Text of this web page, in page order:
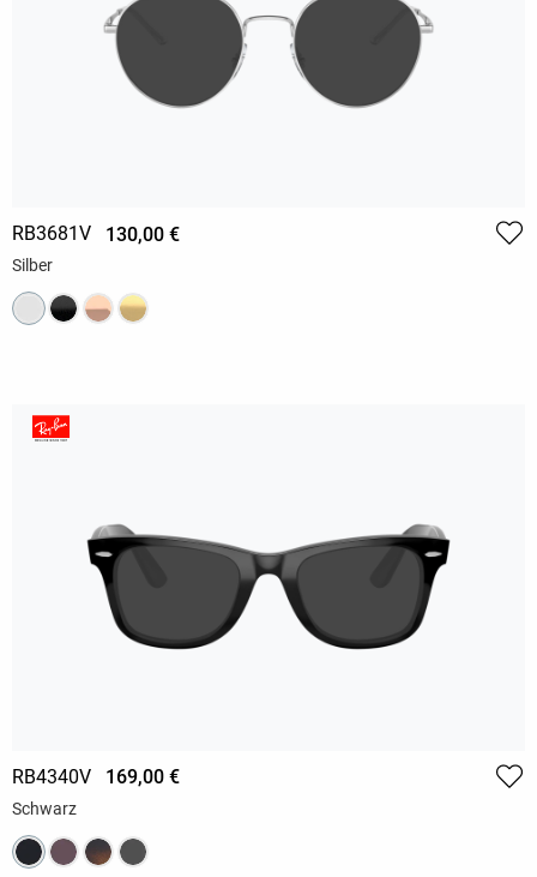
RB3681V 130,00 €
Silber
RB4340V 169,00 €
Schwarz